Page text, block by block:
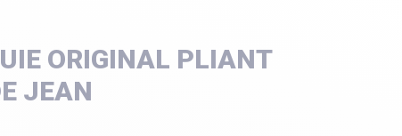
ORIGINAL PLIANT
JEAN